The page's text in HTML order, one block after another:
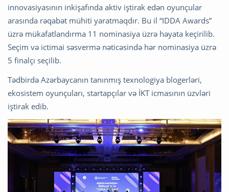
innovasiyasının inkişafında aktiv iştirak edən oyunçular
arasında rəqabət mühiti yaratmaqdır. Bu il “IDDA Awards”
üzrə mükafatlandırma 11 nominasiya üzrə həyata keçirilib.
Seçim və ictimai səsvermə nəticəsində hər nominasiya üzrə
5 finalçı seçilib.
Tədbirdə Azərbaycanın tanınmış texnologiya blogerləri,
ekosistem oyunçuları, startapçılar və İKT icmasının üzvləri
iştirak edib.